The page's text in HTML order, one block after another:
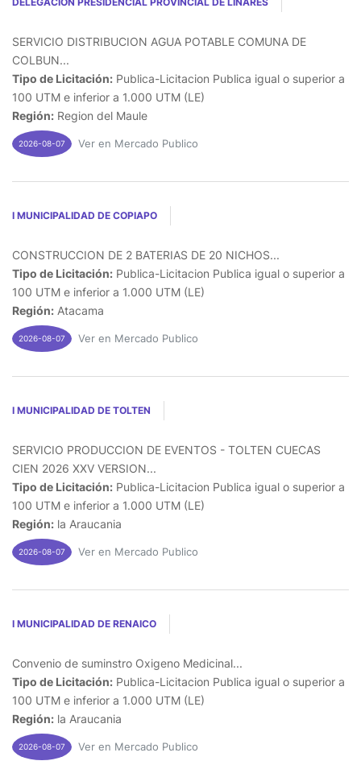
SERVICIO DISTRIBUCION AGUA POTABLE COMUNA DE
COLBUN...
Tipo de Licitación: Publica-Licitacion Publica igual o superior a
100 UTM e inferior a 1.000 UTM (LE)
Región: Region del Maule
2026-08-07 Ver en Mercado Publico
I MUNICIPALIDAD DE COPIAPO
CONSTRUCCION DE 2 BATERIAS DE 20 NICHOS...
Tipo de Licitación: Publica-Licitacion Publica igual o superior a
100 UTM e inferior a 1.000 UTM (LE)
Región: Atacama
2026-08-07 Ver en Mercado Publico
I MUNICIPALIDAD DE TOLTEN
SERVICIO PRODUCCION DE EVENTOS - TOLTEN CUECAS
CIEN 2026 XXV VERSION...
Tipo de Licitación: Publica-Licitacion Publica igual o superior a
100 UTM e inferior a 1.000 UTM (LE)
Región: la Araucania
2026-08-07 Ver en Mercado Publico
I MUNICIPALIDAD DE RENAICO
Convenio de suminstro Oxigeno Medicinal...
Tipo de Licitación: Publica-Licitacion Publica igual o superior a
100 UTM e inferior a 1.000 UTM (LE)
Región: la Araucania
2026-08-07 Ver en Mercado Publico